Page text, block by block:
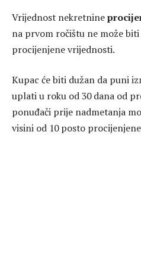
Vrijednost nekretnine
na prvom ročištu ne može
procijenjene vrijednosti.
Kupac će biti dužan da puni
uplati u roku od 30 dana od
ponuđači prije nadmetanja
visini od 10 posto